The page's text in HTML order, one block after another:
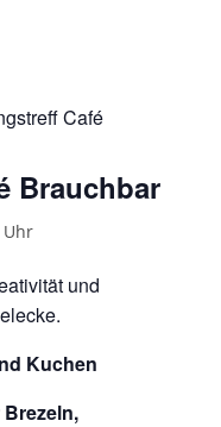
Café
Brauchbar
Uhr
und
Kuchen